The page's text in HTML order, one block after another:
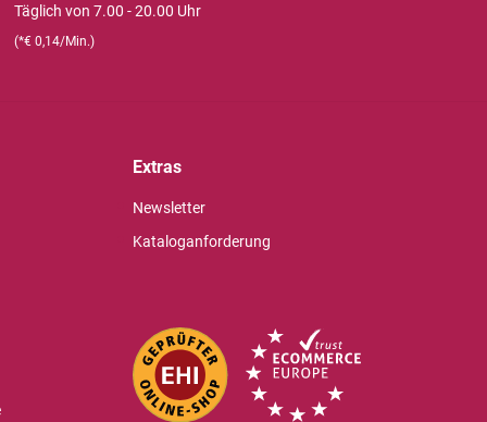
Täglich von 7.00 - 20.00 Uhr
(*€ 0,14/Min.)
Extras
Newsletter
Kataloganforderung